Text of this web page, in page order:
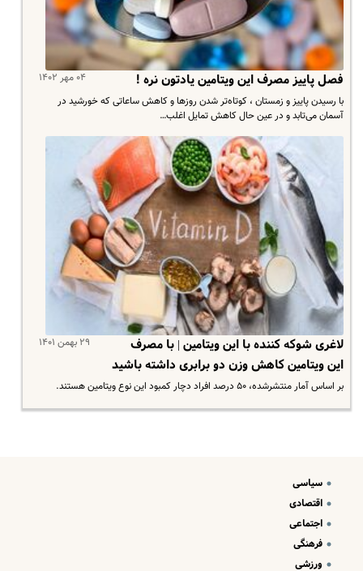
۰۴ مهر ۱۴۰۲ فصل پاییز مصرف این ویتامین یادتون نره !
با رسیدن پاییز و زمستان ، کوتاه‌تر شدن روزها و کاهش ساعاتی که خورشید در
آسمان می‌تابد و در عین حال کاهش تمایل اغلب…
۲۹ بهمن ۱۴۰۱
لاغری شوکه کننده با این ویتامین | با مصرف
این ویتامین کاهش وزن دو برابری داشته باشید
بر اساس آمار منتشرشده، ۵۰ درصد افراد دچار کمبود این نوع ویتامین هستند.
سیاسی
اقتصادی
اجتماعی
فرهنگی
ورزشی